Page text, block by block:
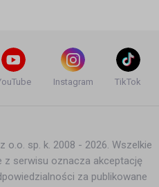
tam skąd przybyli - Max
Mówi Jak Jest
Mówi Jak
Instagram TikTok
sp. k. 2008 - 2026. Wszelkie
z serwisu oznacza akceptację
za publikowane